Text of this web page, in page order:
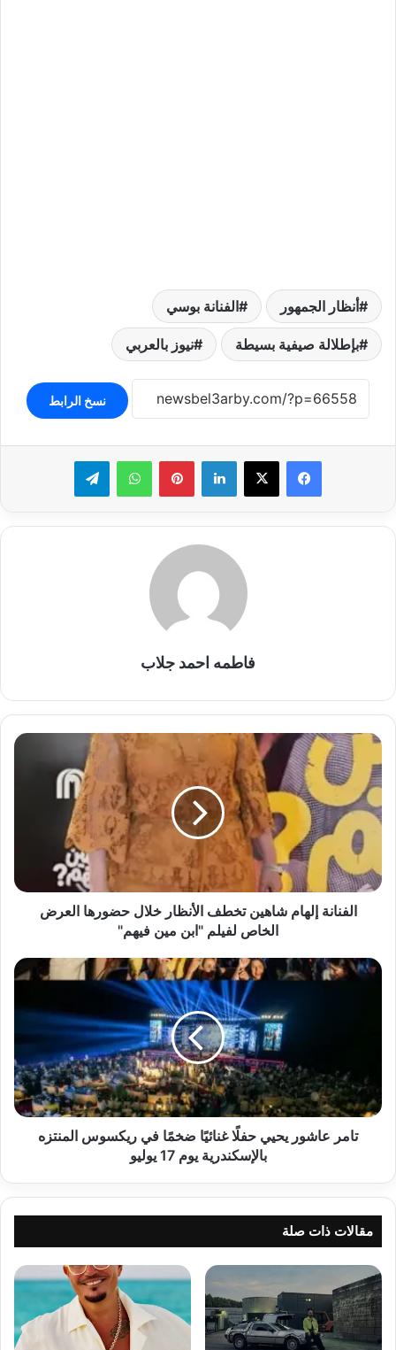
أنظار الجمهور الفنانة بوسي
بإطلالة صيفية بسيطة نيوز بالعربي
نسخ الرابط
لينكدإن بينتيريستواتساب تيلقرام
فاطمه احمد جلاب
الفنانة
إلهام
شاهين
تخطف
الأنظار
خلال
حضورها
العرض
الخاص
فيهم"
الفنانة إلهام شاهين تخطف الأنظار خلال حضورها العرض
الخاص لفيلم "ابن مين فيهم"
تامر
ريكسوس
المنتزه
بالإسكندرية
تامر عاشور يحيي حفلًا غنائيًا ضخمًا في ريكسوس المنتزه
بالإسكندرية يوم 17 يوليو
مقالات ذات صلة